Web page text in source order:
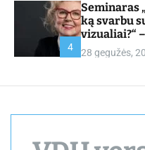
4
Seminaras
ką svarbu
vizualiai?“
28 gegužės,